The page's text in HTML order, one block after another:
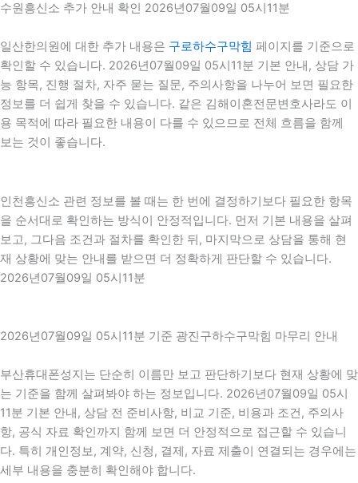
수원흥신소 추가 안내 확인 2026년07월09일 05시11분
일산한의원에 대한 추가 내용은 구로하수구막힘 페이지를 기준으로
확인할 수 있습니다. 2026년07월09일 05시11분 기본 안내, 상담 가
능 항목, 진행 절차, 자주 묻는 질문, 주의사항을 나누어 보면 필요한
정보를 더 쉽게 찾을 수 있습니다. 같은 김해이혼전문변호사라도 이
용 목적에 따라 필요한 내용이 다를 수 있으므로 전체 흐름을 함께
보는 것이 좋습니다.
인천흥신소 관련 정보를 볼 때는 한 번에 결정하기보다 필요한 항목
을 순서대로 확인하는 방식이 안정적입니다. 먼저 기본 내용을 살펴
보고, 그다음 조건과 절차를 확인한 뒤, 마지막으로 상담을 통해 현
재 상황에 맞는 안내를 받으면 더 정확하게 판단할 수 있습니다.
2026년07월09일 05시11분
2026년07월09일 05시11분 기준 광진구하수구막힘 마무리 안내
부산휴대폰성지는 단순히 이름만 보고 판단하기보다 현재 상황에 맞
는 기준을 함께 살펴봐야 하는 정보입니다. 2026년07월09일 05시
11분 기본 안내, 상담 전 준비사항, 비교 기준, 비용과 조건, 주의사
항, 공식 자료 확인까지 함께 보면 더 안정적으로 접근할 수 있습니
다. 특히 개인정보, 계약, 신청, 결제, 자료 제출이 연결되는 경우에는
세부 내용을 충분히 확인해야 합니다.